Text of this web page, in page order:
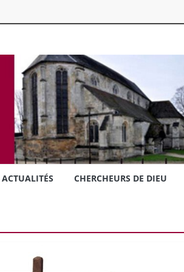
ACTUALITÉS CHERCHEURS DE DIEU